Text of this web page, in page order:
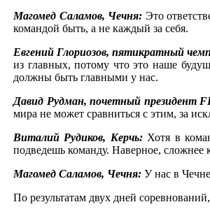
Магомед Саламов, Чечня: Это
командой быть, а не каждый за себя.
Евгений Глориозов, пятикратный
из главных, потому что это наше
должны быть главными у нас.
Давид Рудман, почетный президент
мира не может сравниться с этим, за
Виталий Рудиков, Керчь: Хотя в
подведешь команду. Наверное, сложнее
Магомед Саламов, Чечня: У нас в
По результатам двух дней